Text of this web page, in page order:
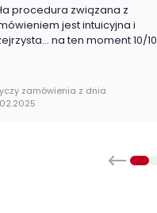
w salonie, jak i sypialni
procedura związana z
jest intuicyjna i
na ten moment 10/10
zamówienia z dnia